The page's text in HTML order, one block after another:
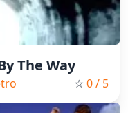
The Way
☆ 0/ 5